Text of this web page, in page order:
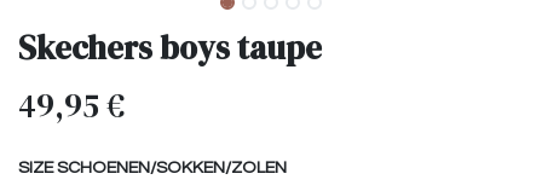
Skechers boys taupe
49,95€
SIZE SCHOENEN/SOKKEN/ZOLEN